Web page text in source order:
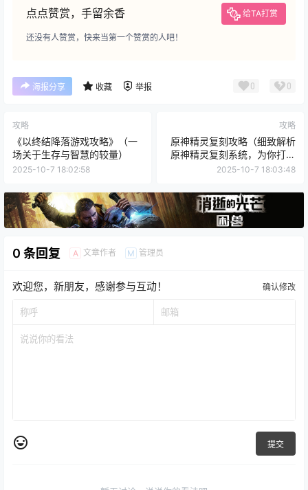
点点赞赏，手留余香 给TA打赏
还没有人赞赏，快来当第一个赞赏的人吧！
海报分享 收藏 举报 0 0
攻略
《以终结降落游戏攻略》（一
场关于生存与智慧的较量）
2025-10-7 18:02:58
攻略
原神精灵复刻攻略（细致解析
原神精灵复刻系统，为你打造
最强阵容！）
2025-10-7 18:03:48
0 条回复 A 文章作者 M 管理员
欢迎您，新朋友，感谢参与互动！ 确认修改
提交